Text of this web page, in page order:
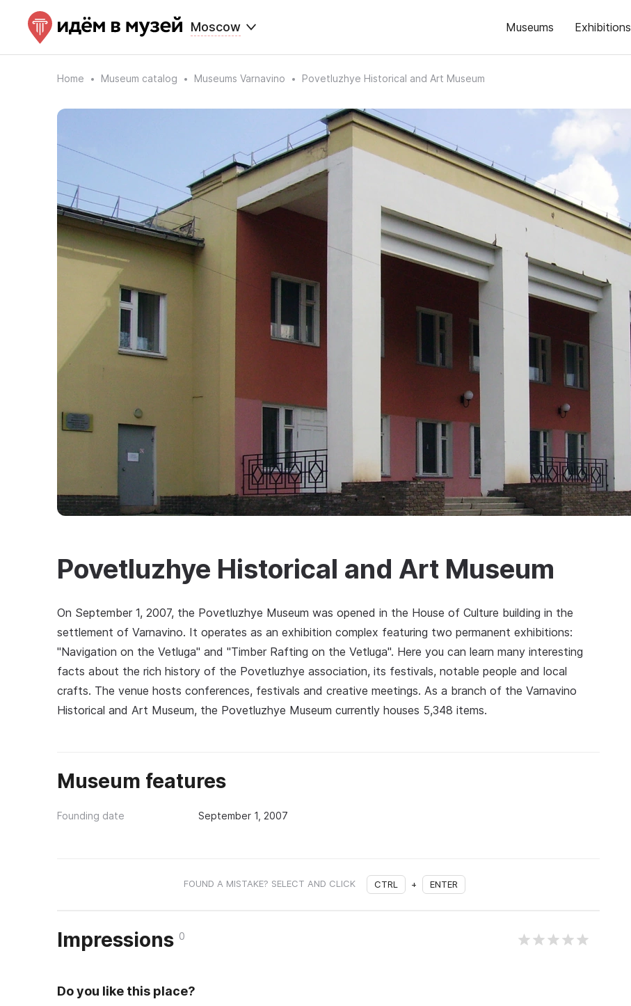
Moscow Museums Exhibitions
Home Museum catalog Museums Varnavino Povetluzhye Historical and Art Museum
Povetluzhye Historical and Art Museum
On September 1, 2007, the Povetluzhye Museum was opened in the House of Culture building in the
settlement of Varnavino. It operates as an exhibition complex featuring two permanent exhibitions:
"Navigation on the Vetluga" and "Timber Rafting on the Vetluga". Here you can learn many interesting
facts about the rich history of the Povetluzhye association, its festivals, notable people and local
crafts. The venue hosts conferences, festivals and creative meetings. As a branch of the Varnavino
Historical and Art Museum, the Povetluzhye Museum currently houses 5,348 items.
Museum features
Founding date September 1, 2007
FOUND A MISTAKE? SELECT AND CLICK CTRL + ENTER
Impressions 0
Do you like this place?